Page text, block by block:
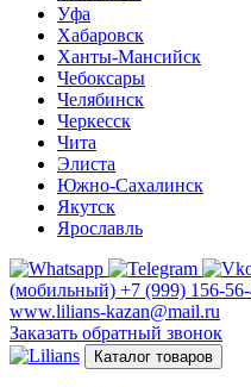
Уфа
Хабаровск
Ханты-Мансийск
Чебоксары
Челябинск
Черкесск
Чита
Элиста
Южно-Сахалинск
Якутск
Ярославль
(мобильный) +7 (999) 156-
www.lilians-kazan@mail.ru
Заказать обратный звонок
Каталог товаров